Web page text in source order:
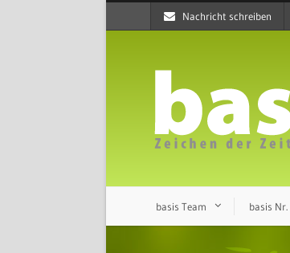
Nachricht schreiben
basis Team basis Nr.